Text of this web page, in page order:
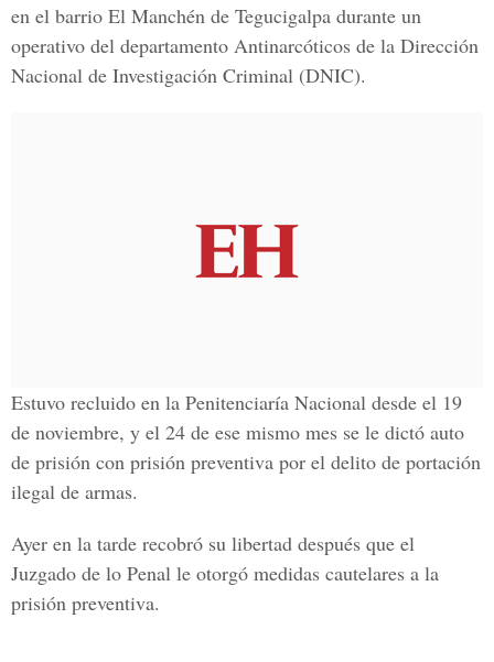
en el barrio El Manchén de Tegucigalpa durante un
operativo del departamento Antinarcóticos de la Dirección
Nacional de Investigación Criminal (DNIC).
Estuvo recluido en la Penitenciaría Nacional desde el 19
de noviembre, y el 24 de ese mismo mes se le dictó auto
de prisión con prisión preventiva por el delito de portación
ilegal de armas.
Ayer en la tarde recobró su libertad después que el
Juzgado de lo Penal le otorgó medidas cautelares a la
prisión preventiva.